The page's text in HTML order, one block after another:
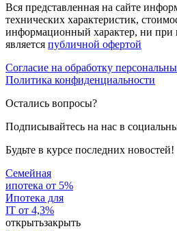
Вся представленная на сайте
технических характеристик,
информационный характер, ни при
является публичной офертой
Согласие на обработку
Политика конфиденциальности
Остались вопросы?
Подписывайтесь на нас в
Будьте в курсе последних новостей!
Семейная
ипотека от 5%
Ипотека для
IT от 4,3%
открытьзакрыть